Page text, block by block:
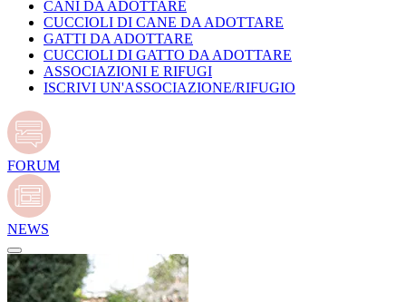
CANI DA ADOTTARE
CUCCIOLI DI CANE DA ADOTTARE
GATTI DA ADOTTARE
CUCCIOLI DI GATTO DA ADOTTARE
ASSOCIAZIONI E RIFUGI
ISCRIVI UN'ASSOCIAZIONE/RIFUGIO
FORUM
NEWS